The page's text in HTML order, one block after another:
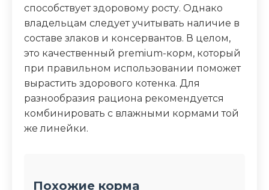
способствует здоровому росту. Однако
владельцам следует учитывать наличие в
составе злаков и консервантов. В целом,
это качественный premium-корм, который
при правильном использовании поможет
вырастить здорового котенка. Для
разнообразия рациона рекомендуется
комбинировать с влажными кормами той
же линейки.
Похожие корма